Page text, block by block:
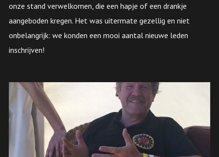
onze stand verwelkomen, die een hapje of een drankje
aangeboden kregen. Het was uitermate gezellig en niet
onbelangrijk: we konden een mooi aantal nieuwe leden
inschrijven!